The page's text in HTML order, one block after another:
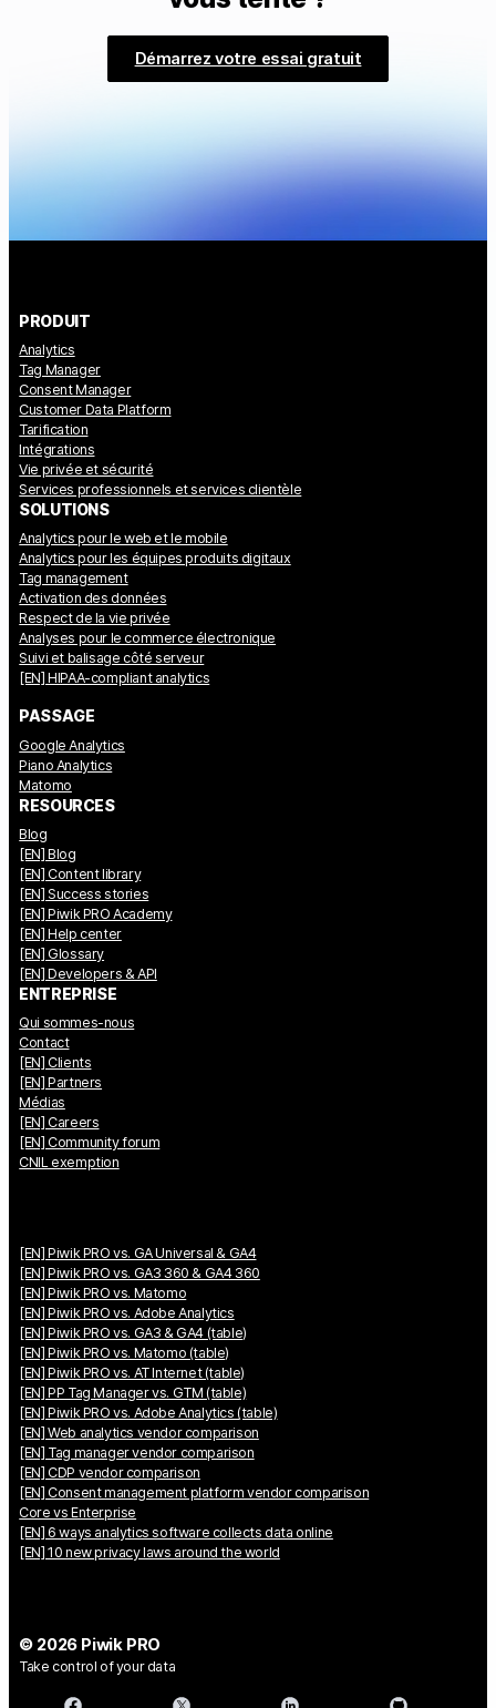
Démarrez votre essai gratuit
PRODUIT
Analytics
Tag Manager
Consent Manager
Customer Data Platform
Tarification
Intégrations
Vie privée et sécurité
Services professionnels et services clientèle
SOLUTIONS
Analytics pour le web et le mobile
Analytics pour les équipes produits digitaux
Tag management
Activation des données
Respect de la vie privée
Analyses pour le commerce électronique
Suivi et balisage côté serveur
[EN] HIPAA-compliant analytics
PASSAGE
Google Analytics
Piano Analytics
Matomo
RESOURCES
Blog
[EN] Blog
[EN] Content library
[EN] Success stories
[EN] Piwik PRO Academy
[EN] Help center
[EN] Glossary
[EN] Developers & API
ENTREPRISE
Qui sommes-nous
Contact
[EN] Clients
[EN] Partners
Médias
[EN] Careers
[EN] Community forum
CNIL exemption
[EN] Piwik PRO vs. GA Universal & GA4
[EN] Piwik PRO vs. GA3 360 & GA4 360
[EN] Piwik PRO vs. Matomo
[EN] Piwik PRO vs. Adobe Analytics
[EN] Piwik PRO vs. GA3 & GA4 (table)
[EN] Piwik PRO vs. Matomo (table)
[EN] Piwik PRO vs. AT Internet (table)
[EN] PP Tag Manager vs. GTM (table)
[EN] Piwik PRO vs. Adobe Analytics (table)
[EN] Web analytics vendor comparison
[EN] Tag manager vendor comparison
[EN] CDP vendor comparison
[EN] Consent management platform vendor comparison
Core vs Enterprise
[EN] 6 ways analytics software collects data online
[EN] 10 new privacy laws around the world
© 2026 Piwik PRO
Take control of your data